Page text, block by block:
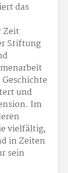
das
Zeit
Stiftung
und
Im
vielfältig,
in Zeiten
sein